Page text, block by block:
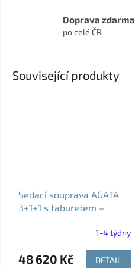
Doprava zdarma
po celé ČR
Související produkty
Sedací souprava AGATA
3+1+1 s taburetem –
1-4 týdny
48 620 Kč DETAIL